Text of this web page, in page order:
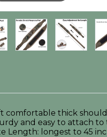
comfortable thick
and easy to attach
Length: longest to 45